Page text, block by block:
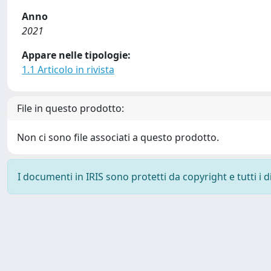
Anno
2021
Appare nelle tipologie:
1.1 Articolo in rivista
File in questo prodotto:
Non ci sono file associati a questo prodotto.
I documenti in IRIS sono protetti da copyright e tutti i